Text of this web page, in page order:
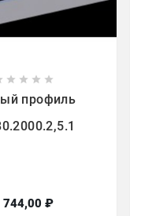
   
профиль
744,00 ₽